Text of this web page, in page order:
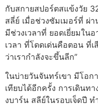
กับสกายสปอร์ตสแข้งวัย
สลี่ย์ เมื่อช่วงซัมเมอร์ที่ ผ่
มีช่วงเวลาที่ ยอดเยี่ยมใน
เวลา ที่โดดเด่นคือตอน ที่
ว่าเรากําลังจะขึ้นลีก”
ในบ่ายวันจันทร์เขา มีโอก
เทียบได้อีกครั้ง การเดินท
งบาร์น สลีย์ในรอบเจ็ดปี